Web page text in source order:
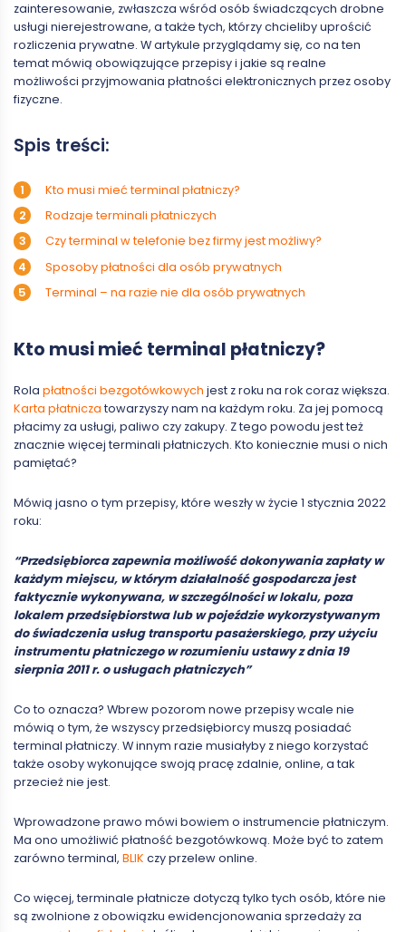
zainteresowanie, zwłaszcza wśród osób świadczących drobne
usługi nierejestrowane, a także tych, którzy chcieliby uprościć
rozliczenia prywatne. W artykule przyglądamy się, co na ten
temat mówią obowiązujące przepisy i jakie są realne
możliwości przyjmowania płatności elektronicznych przez osoby
fizyczne.
Spis treści:
Kto musi mieć terminal płatniczy?
Rodzaje terminali płatniczych
Czy terminal w telefonie bez firmy jest możliwy?
Sposoby płatności dla osób prywatnych
Terminal – na razie nie dla osób prywatnych
Kto musi mieć terminal płatniczy?
Rola płatności bezgotówkowych jest z roku na rok coraz większa.
Karta płatnicza towarzyszy nam na każdym roku. Za jej pomocą
płacimy za usługi, paliwo czy zakupy. Z tego powodu jest też
znacznie więcej terminali płatniczych. Kto koniecznie musi o nich
pamiętać?
Mówią jasno o tym przepisy, które weszły w życie 1 stycznia 2022
roku:
“Przedsiębiorca zapewnia możliwość dokonywania zapłaty w
każdym miejscu, w którym działalność gospodarcza jest
faktycznie wykonywana, w szczególności w lokalu, poza
lokalem przedsiębiorstwa lub w pojeździe wykorzystywanym
do świadczenia usług transportu pasażerskiego, przy użyciu
instrumentu płatniczego w rozumieniu ustawy z dnia 19
sierpnia 2011 r. o usługach płatniczych”
Co to oznacza? Wbrew pozorom nowe przepisy wcale nie
mówią o tym, że wszyscy przedsiębiorcy muszą posiadać
terminal płatniczy. W innym razie musiałyby z niego korzystać
także osoby wykonujące swoją pracę zdalnie, online, a tak
przecież nie jest.
Wprowadzone prawo mówi bowiem o instrumencie płatniczym.
Ma ono umożliwić płatność bezgotówkową. Może być to zatem
zarówno terminal, BLIK czy przelew online.
Co więcej, terminale płatnicze dotyczą tylko tych osób, które nie
są zwolnione z obowiązku ewidencjonowania sprzedaży za